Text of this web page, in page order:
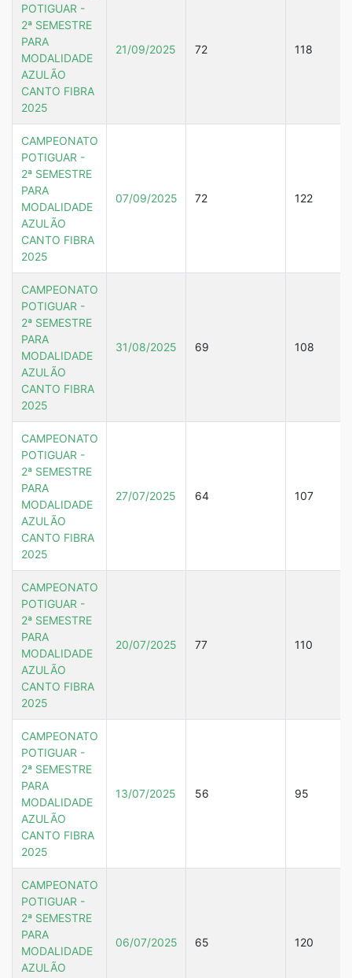
POTIGUAR -
2ª SEMESTRE
PARA
MODALIDADE
AZULÃO
CANTO FIBRA
2025
21/09/2025 72 118
CAMPEONATO
POTIGUAR -
2ª SEMESTRE
PARA
MODALIDADE
AZULÃO
CANTO FIBRA
2025
07/09/2025 72 122
CAMPEONATO
POTIGUAR -
2ª SEMESTRE
PARA
MODALIDADE
AZULÃO
CANTO FIBRA
2025
31/08/2025 69 108
CAMPEONATO
POTIGUAR -
2ª SEMESTRE
PARA
MODALIDADE
AZULÃO
CANTO FIBRA
2025
27/07/2025 64 107
CAMPEONATO
POTIGUAR -
2ª SEMESTRE
PARA
MODALIDADE
AZULÃO
CANTO FIBRA
2025
20/07/2025 77 110
CAMPEONATO
POTIGUAR -
2ª SEMESTRE
PARA
MODALIDADE
AZULÃO
CANTO FIBRA
2025
13/07/2025 56 95
CAMPEONATO
POTIGUAR -
2ª SEMESTRE
PARA
MODALIDADE
AZULÃO
06/07/2025 65 120